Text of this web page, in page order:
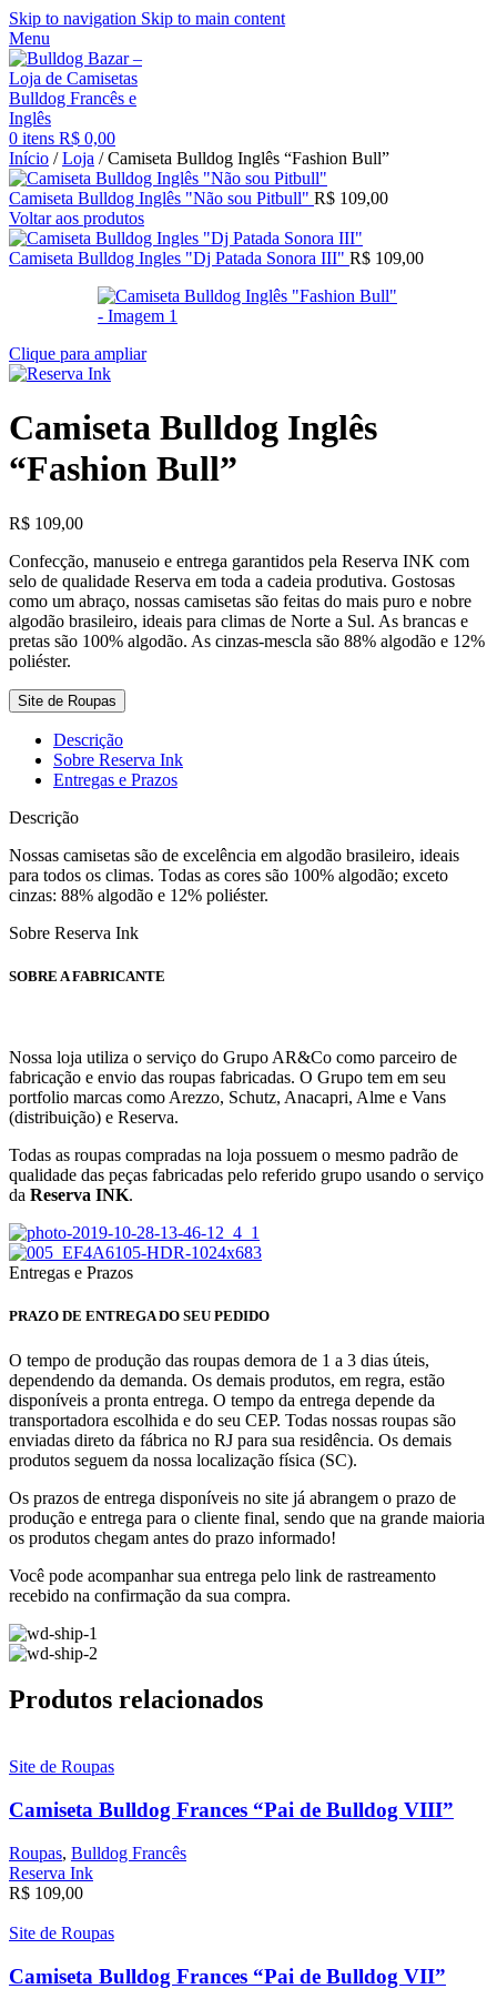
Skip to navigation Skip to main content
Menu
0 itens R$ 0,00
Início /Loja /Camiseta Bulldog Inglês “Fashion Bull”
Camiseta Bulldog Inglês "Não sou Pitbull" R$ 109,00
Voltar aos produtos
Camiseta Bulldog Ingles "Dj Patada Sonora III" R$ 109,00
Clique para ampliar
Camiseta Bulldog Inglês
“Fashion Bull”
R$ 109,00
Confecção, manuseio e entrega garantidos pela Reserva INK com
selo de qualidade Reserva em toda a cadeia produtiva. Gostosas
como um abraço, nossas camisetas são feitas do mais puro e nobre
algodão brasileiro, ideais para climas de Norte a Sul. As brancas e
pretas são ‍100% algodão. As cinzas-mescla são 88% algodão e 12%
poliéster.
Site de Roupas
Descrição
Sobre Reserva Ink
Entregas e Prazos
Descrição
Nossas camisetas são de excelência em algodão brasileiro, ideais
para todos os climas. Todas as cores são 100% algodão; exceto
cinzas: 88% algodão e 12% poliéster.
Sobre Reserva Ink
SOBRE A FABRICANTE
Nossa loja utiliza o serviço do Grupo AR&Co como parceiro de
fabricação e envio das roupas fabricadas. O Grupo tem em seu
portfolio marcas como Arezzo, Schutz, Anacapri, Alme e Vans
(distribuição) e Reserva.
Todas as roupas compradas na loja possuem o mesmo padrão de
qualidade das peças fabricadas pelo referido grupo usando o serviço
da Reserva INK.
Entregas e Prazos
PRAZO DE ENTREGA DO SEU PEDIDO
O tempo de produção das roupas demora de 1 a 3 dias úteis,
dependendo da demanda. Os demais produtos, em regra, estão
disponíveis a pronta entrega. O tempo da entrega depende da
transportadora escolhida e do seu CEP. Todas nossas roupas são
enviadas direto da fábrica no RJ para sua residência. Os demais
produtos seguem da nossa localização física (SC).
Os prazos de entrega disponíveis no site já abrangem o prazo de
produção e entrega para o cliente final, sendo que na grande maioria
os produtos chegam antes do prazo informado!
Você pode acompanhar sua entrega pelo link de rastreamento
recebido na confirmação da sua compra.
Produtos relacionados
Site de Roupas
Camiseta Bulldog Frances “Pai de Bulldog VIII”
Roupas, Bulldog Francês
Reserva Ink
R$ 109,00
Site de Roupas
Camiseta Bulldog Frances “Pai de Bulldog VII”